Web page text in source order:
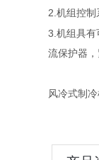
2. 机组控制
3. 机组具有
流保护器
风冷式制